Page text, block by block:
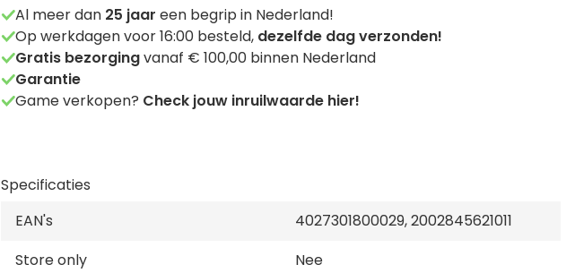
Al meer dan 25 jaar een begrip in Nederland!
Op werkdagen voor 16:00 besteld, dezelfde dag verzonden!
Gratis bezorgingvanaf € 100,00 binnen Nederland
Garantie
Game verkopen? Check jouw inruilwaarde hier!
Specificaties
EAN's
4027301800029, 2002845621011
Store only
Nee